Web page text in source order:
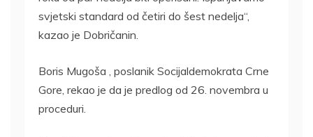
svjetski standard od četiri do šest nedelja“,
kazao je Dobričanin.
Boris Mugoša , poslanik Socijaldemokrata Crne
Gore, rekao je da je predlog od 26. novembra u
proceduri.